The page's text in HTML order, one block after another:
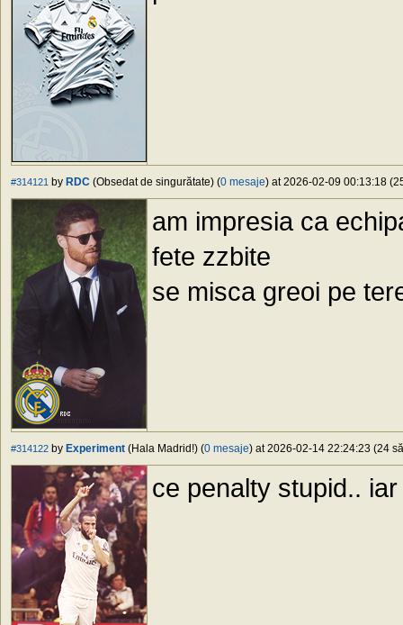
#314121 by RDC (Obsedat de singurătate) (0 mesaje) at 2026-02-09 00:13:18
am impresia ca
fete zzbite
se misca greoi pe
#314122 by Experiment (Hala Madrid!) (0 mesaje) at 2026-02-14 22:24:23 (24
ce penalty stupid..